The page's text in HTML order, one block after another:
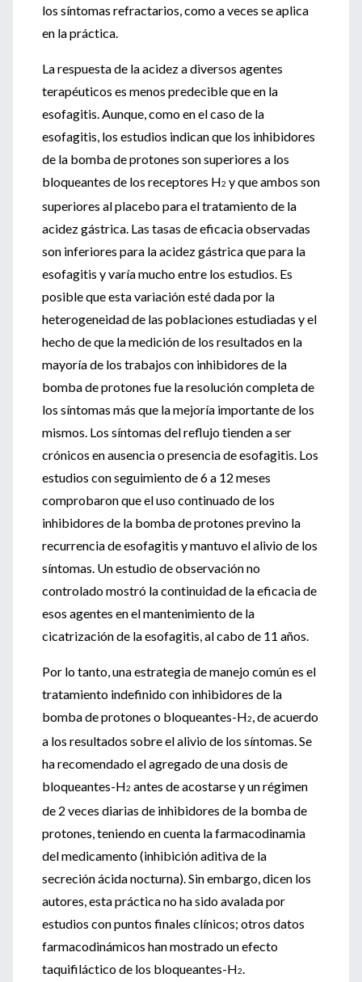
los síntomas refractarios, como a veces se aplica
en la práctica.
La respuesta de la acidez a diversos agentes
terapéuticos es menos predecible que en la
esofagitis. Aunque, como en el caso de la
esofagitis, los estudios indican que los inhibidores
de la bomba de protones son superiores a los
bloqueantes de los receptores H2 y que ambos son
superiores al placebo para el tratamiento de la
acidez gástrica. Las tasas de eficacia observadas
son inferiores para la acidez gástrica que para la
esofagitis y varía mucho entre los estudios. Es
posible que esta variación esté dada por la
heterogeneidad de las poblaciones estudiadas y el
hecho de que la medición de los resultados en la
mayoría de los trabajos con inhibidores de la
bomba de protones fue la resolución completa de
los síntomas más que la mejoría importante de los
mismos. Los síntomas del reflujo tienden a ser
crónicos en ausencia o presencia de esofagitis. Los
estudios con seguimiento de 6 a 12 meses
comprobaron que el uso continuado de los
inhibidores de la bomba de protones previno la
recurrencia de esofagitis y mantuvo el alivio de los
síntomas. Un estudio de observación no
controlado mostró la continuidad de la eficacia de
esos agentes en el mantenimiento de la
cicatrización de la esofagitis, al cabo de 11 años.
Por lo tanto, una estrategia de manejo común es el
tratamiento indefinido con inhibidores de la
bomba de protones o bloqueantes-H2, de acuerdo
a los resultados sobre el alivio de los síntomas. Se
ha recomendado el agregado de una dosis de
bloqueantes-H2 antes de acostarse y un régimen
de 2 veces diarias de inhibidores de la bomba de
protones, teniendo en cuenta la farmacodinamia
del medicamento (inhibición aditiva de la
secreción ácida nocturna). Sin embargo, dicen los
autores, esta práctica no ha sido avalada por
estudios con puntos finales clínicos; otros datos
farmacodinámicos han mostrado un efecto
taquifiláctico de los bloqueantes-H2.